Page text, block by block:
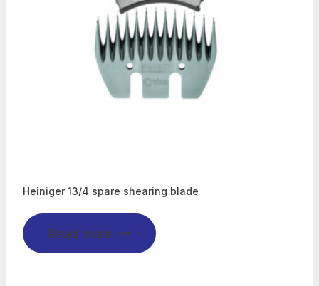
Heiniger 13/4 spare shearing blade
Read more